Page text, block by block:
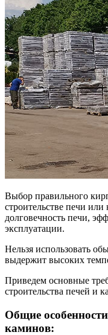
Выбор правильного
строительстве печи
долговечность печи,
эксплуатации.
Нельзя использовать
выдержит высоких
Приведем основные
строительства печей и
Общие
каминов: